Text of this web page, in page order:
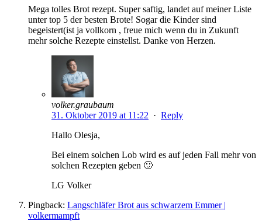
Mega tolles Brot rezept. Super saftig, landet auf meiner Liste
unter top 5 der besten Brote! Sogar die Kinder sind
begeistert(ist ja vollkorn , freue mich wenn du in Zukunft
mehr solche Rezepte einstellst. Danke von Herzen.
volker.graubaum
31. Oktober 2019 at 11:22 · Reply
Hallo Olesja,
Bei einem solchen Lob wird es auf jeden Fall mehr von
solchen Rezepten geben 🙂
LG Volker
Pingback: Langschläfer Brot aus schwarzem Emmer |
volkermampft